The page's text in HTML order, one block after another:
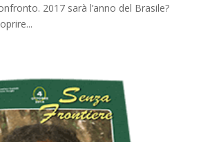
2017 sarà l’anno del Brasile?